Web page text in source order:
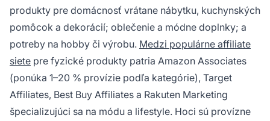
produkty pre domácnosť vrátane nábytku, kuchynských
pomôcok a dekorácií; oblečenie a módne doplnky; a
potreby na hobby či výrobu. Medzi populárne affiliate
siete pre fyzické produkty patria Amazon Associates
(ponúka 1–20 % provízie podľa kategórie), Target
Affiliates, Best Buy Affiliates a Rakuten Marketing
špecializujúci sa na módu a lifestyle. Hoci sú provízne